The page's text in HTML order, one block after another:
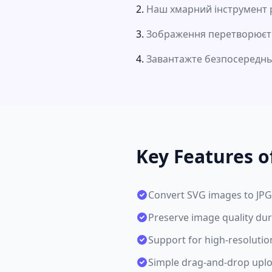
Наш хмарний інструмент
Зображення
Завантажте
Key Features
Convert SVG images to
Preserve image quality
Support for high-
Simple drag-and-drop